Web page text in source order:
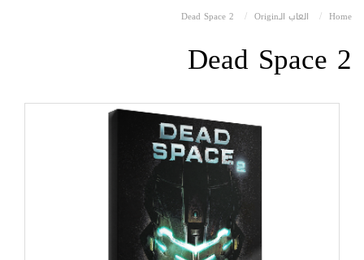
Home العاب الـOrigin Dead Space 2
Dead Space 2